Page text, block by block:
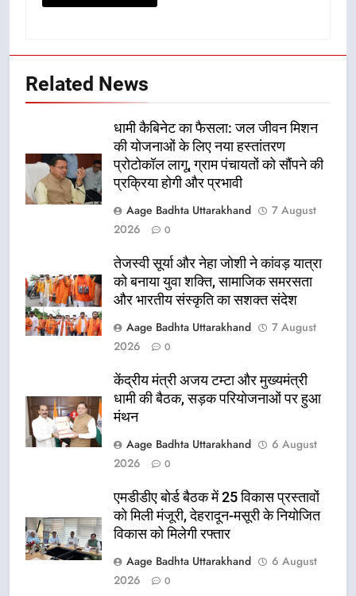
Related News
धामी कैबिनेट का फैसला: जल जीवन मिशन
की योजनाओं के लिए नया हस्तांतरण
प्रोटोकॉल लागू, ग्राम पंचायतों को सौंपने की
प्रक्रिया होगी और प्रभावी
Aage Badhta Uttarakhand
7 August
2026
0
तेजस्वी सूर्या और नेहा जोशी ने कांवड़ यात्रा
को बनाया युवा शक्ति, सामाजिक समरसता
और भारतीय संस्कृति का सशक्त संदेश
Aage Badhta Uttarakhand
7 August
2026
0
केंद्रीय मंत्री अजय टम्टा और मुख्यमंत्री
धामी की बैठक, सड़क परियोजनाओं पर हुआ
मंथन
Aage Badhta Uttarakhand
6 August
2026
0
एमडीडीए बोर्ड बैठक में 25 विकास प्रस्तावों
को मिली मंजूरी, देहरादून-मसूरी के नियोजित
विकास को मिलेगी रफ्तार
Aage Badhta Uttarakhand
6 August
2026
0